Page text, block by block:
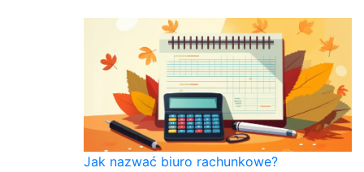
Jak nazwać biuro rachunkowe?